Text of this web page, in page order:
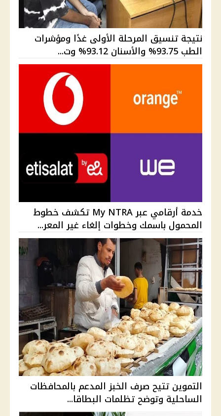
نتيجة تنسيق المرحلة الأولى غدًا ومؤشرات
الطب 93.75% والأسنان 93.12% وت...
خدمة أرقامي عبر My NTRA تكشف خطوط
المحمول باسمك وخطوات إلغاء غير المعر...
التموين تتيح صرف الخبز المدعم بالمحافظات
الساحلية وتوضح تظلمات البطاقا...